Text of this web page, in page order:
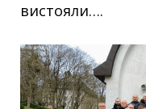
вистояли….